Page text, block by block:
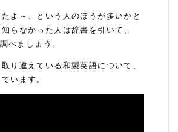
よ～、という人のほうが多いかと
らなかった人は辞書を引いて、
べましょう。
り違えている和製英語について、
います。